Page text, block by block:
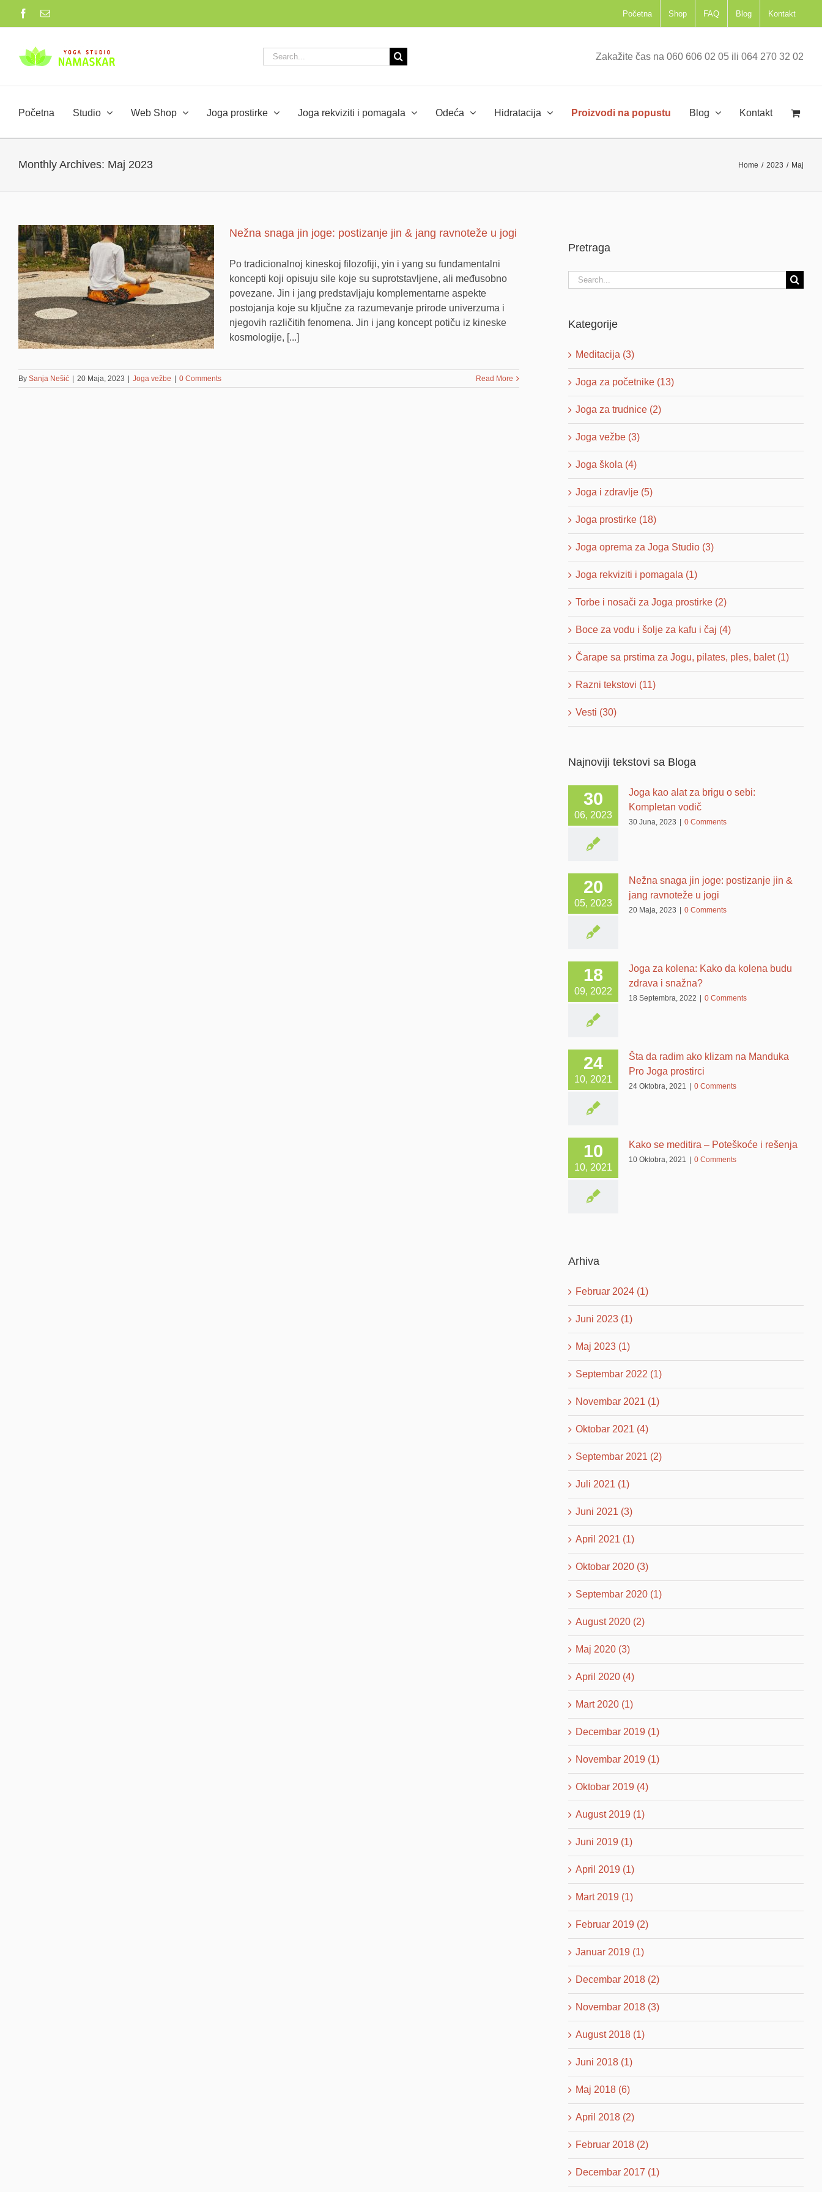
Facebook
Email Početna Shop FAQ Blog Kontakt
Zakažite čas na 060 606 02 05 ili 064 270 32 02
Search
for:
Početna Studio Web Shop Joga prostirke Joga rekviziti i pomagala Odeća Hidratacija Proizvodi na popustu Blog Kontakt
Monthly Archives: Maj 2023 Home / 2023 / Maj
Nežna snaga jin joge: postizanje jin & jang ravnoteže u jogi
Po tradicionalnoj kineskoj filozofiji, yin i yang su fundamentalni
koncepti koji opisuju sile koje su suprotstavljene, ali međusobno
povezane. Jin i jang predstavljaju komplementarne aspekte
postojanja koje su ključne za razumevanje prirode univerzuma i
njegovih različitih fenomena. Jin i jang koncept potiču iz kineske
kosmologije, [...]
By Sanja Nešić 20 Maja, 2023 Joga vežbe 0 Comments Read More
Pretraga
Search
for:
Kategorije
Meditacija (3)
Joga za početnike (13)
Joga za trudnice (2)
Joga vežbe (3)
Joga škola (4)
Joga i zdravlje (5)
Joga prostirke (18)
Joga oprema za Joga Studio (3)
Joga rekviziti i pomagala (1)
Torbe i nosači za Joga prostirke (2)
Boce za vodu i šolje za kafu i čaj (4)
Čarape sa prstima za Jogu, pilates, ples, balet (1)
Razni tekstovi (11)
Vesti (30)
Najnoviji tekstovi sa Bloga
30
06, 2023
Joga kao alat za brigu o sebi:
Kompletan vodič
30 Juna, 2023 | 0 Comments
20
05, 2023
Nežna snaga jin joge: postizanje jin &
jang ravnoteže u jogi
20 Maja, 2023 | 0 Comments
18
09, 2022
Joga za kolena: Kako da kolena budu
zdrava i snažna?
18 Septembra, 2022 | 0 Comments
24
10, 2021
Šta da radim ako klizam na Manduka
Pro Joga prostirci
24 Oktobra, 2021 | 0 Comments
10
10, 2021
Kako se meditira – Poteškoće i rešenja
10 Oktobra, 2021 | 0 Comments
Arhiva
Februar 2024 (1)
Juni 2023 (1)
Maj 2023 (1)
Septembar 2022 (1)
Novembar 2021 (1)
Oktobar 2021 (4)
Septembar 2021 (2)
Juli 2021 (1)
Juni 2021 (3)
April 2021 (1)
Oktobar 2020 (3)
Septembar 2020 (1)
August 2020 (2)
Maj 2020 (3)
April 2020 (4)
Mart 2020 (1)
Decembar 2019 (1)
Novembar 2019 (1)
Oktobar 2019 (4)
August 2019 (1)
Juni 2019 (1)
April 2019 (1)
Mart 2019 (1)
Februar 2019 (2)
Januar 2019 (1)
Decembar 2018 (2)
Novembar 2018 (3)
August 2018 (1)
Juni 2018 (1)
Maj 2018 (6)
April 2018 (2)
Februar 2018 (2)
Decembar 2017 (1)